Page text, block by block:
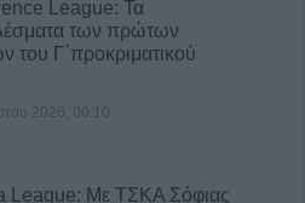
παππού και
League: Τα
των πρώτων
του Γ΄προκριματικού
2026, 00:10
League: Με ΤΣΚΑ Σόφιας